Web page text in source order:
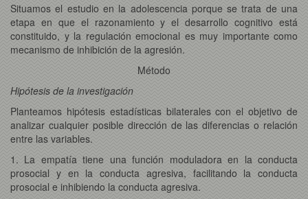
Situamos el estudio en la adolescencia porque se trata de una
etapa en que el razonamiento y el desarrollo cognitivo está
constituido, y la regulación emocional es muy importante como
mecanismo de inhibición de la agresión.
Método
Hipótesis de la investigación
Planteamos hipótesis estadísticas bilaterales con el objetivo de
analizar cualquier posible dirección de las diferencias o relación
entre las variables.
1. La empatía tiene una función moduladora en la conducta
prosocial y en la conducta agresiva, facilitando la conducta
prosocial e inhibiendo la conducta agresiva.